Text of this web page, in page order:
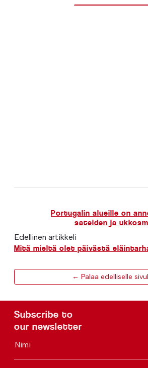
Portugalin alueille on
sateiden ja
Edellinen artikkeli
Mitä mieltä olet päivästä
← Palaa edelliselle
Subscribe to
our newsletter
Nimi